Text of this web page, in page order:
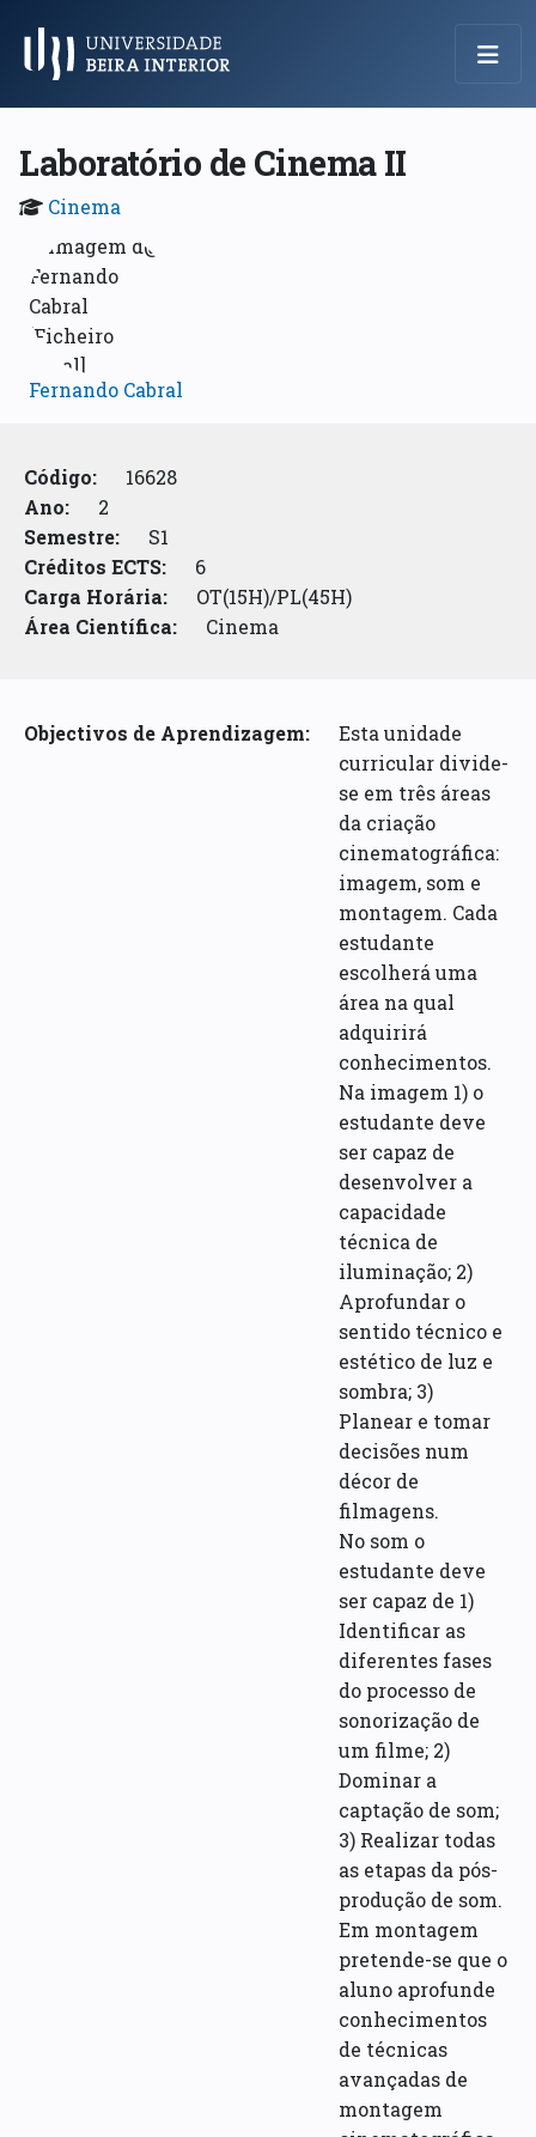
Menu Principal
Laboratório de Cinema II
Cinema
Fernando Cabral
Código:
16628
Ano:
2
Semestre:
S1
Créditos ECTS:
6
Carga Horária:
OT(15H)/PL(45H)
Área Científica:
Cinema
Objectivos de Aprendizagem:
Esta unidade
curricular divide-
se em três áreas
da criação
cinematográfica:
imagem, som e
montagem. Cada
estudante
escolherá uma
área na qual
adquirirá
conhecimentos.
Na imagem 1) o
estudante deve
ser capaz de
desenvolver a
capacidade
técnica de
iluminação; 2)
Aprofundar o
sentido técnico e
estético de luz e
sombra; 3)
Planear e tomar
decisões num
décor de
filmagens.
No som o
estudante deve
ser capaz de 1)
Identificar as
diferentes fases
do processo de
sonorização de
um filme; 2)
Dominar a
captação de som;
3) Realizar todas
as etapas da pós-
produção de som.
Em montagem
pretende-se que o
aluno aprofunde
conhecimentos
de técnicas
avançadas de
montagem